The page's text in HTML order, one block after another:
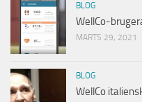
BLOG
WellCo-
MARTS 29, 2021
BLOG
WellCo